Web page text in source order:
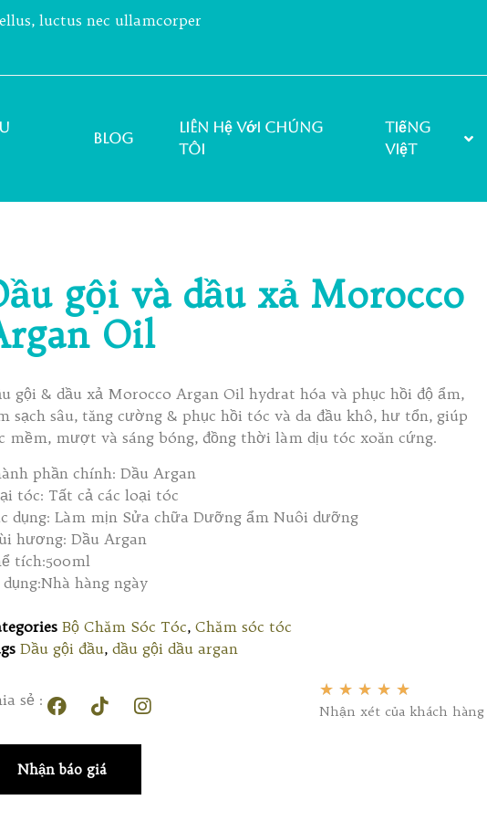
luctus nec ullamcorper
Blog
Liên hệ với chúng
tôi
Tiếng
Việt
gội và dầu xả Morocco
Oil
gội & dầu xả Morocco Argan Oil hydrat hóa và phục hồi độ ẩm,
sạch sâu, tăng cường & phục hồi tóc và da đầu khô, hư tổn, giúp
mềm, mượt và sáng bóng, đồng thời làm dịu tóc xoăn cứng.
phần chính: Dầu Argan
tóc: Tất cả các loại tóc
dụng: Làm mịn Sửa chữa Dưỡng ẩm Nuôi dưỡng
hương: Dầu Argan
tích:500ml
dụng:Nhà hàng ngày
Bộ Chăm Sóc Tóc, Chăm sóc tóc
Dầu gội đầu, dầu gội dầu argan
sẻ :
★ ★ ★ ★ ★
Nhận xét của khách hàng
Nhận báo giá